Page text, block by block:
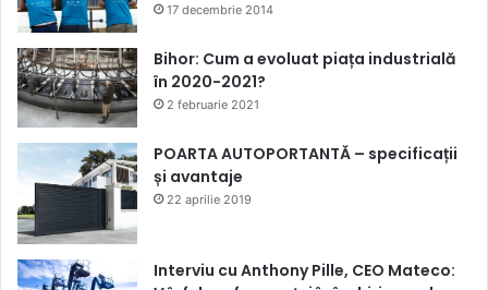
17 decembrie 2014
Bihor: Cum a evoluat piața industrială
în 2020-2021?
2 februarie 2021
POARTA AUTOPORTANTĂ – specificații
și avantaje
22 aprilie 2019
Interviu cu Anthony Pille, CEO Mateco: